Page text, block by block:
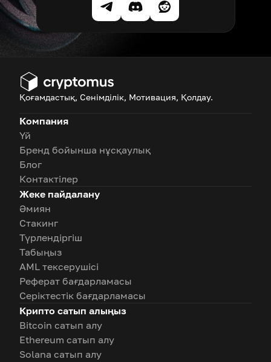
Қоғамдастық, Сенімділік, Мотивация, Қолдау.
Компания
Үй
Бренд бойынша нұсқаулық
Блог
Контактілер
Жеке пайдалану
Әмиян
Стакинг
Түрлендіргіш
Табыңыз
AML тексерушісі
Реферат бағдарламасы
Серіктестік бағдарламасы
Крипто сатып алыңыз
Bitcoin сатып алу
Ethereum сатып алу
Solana сатып алу